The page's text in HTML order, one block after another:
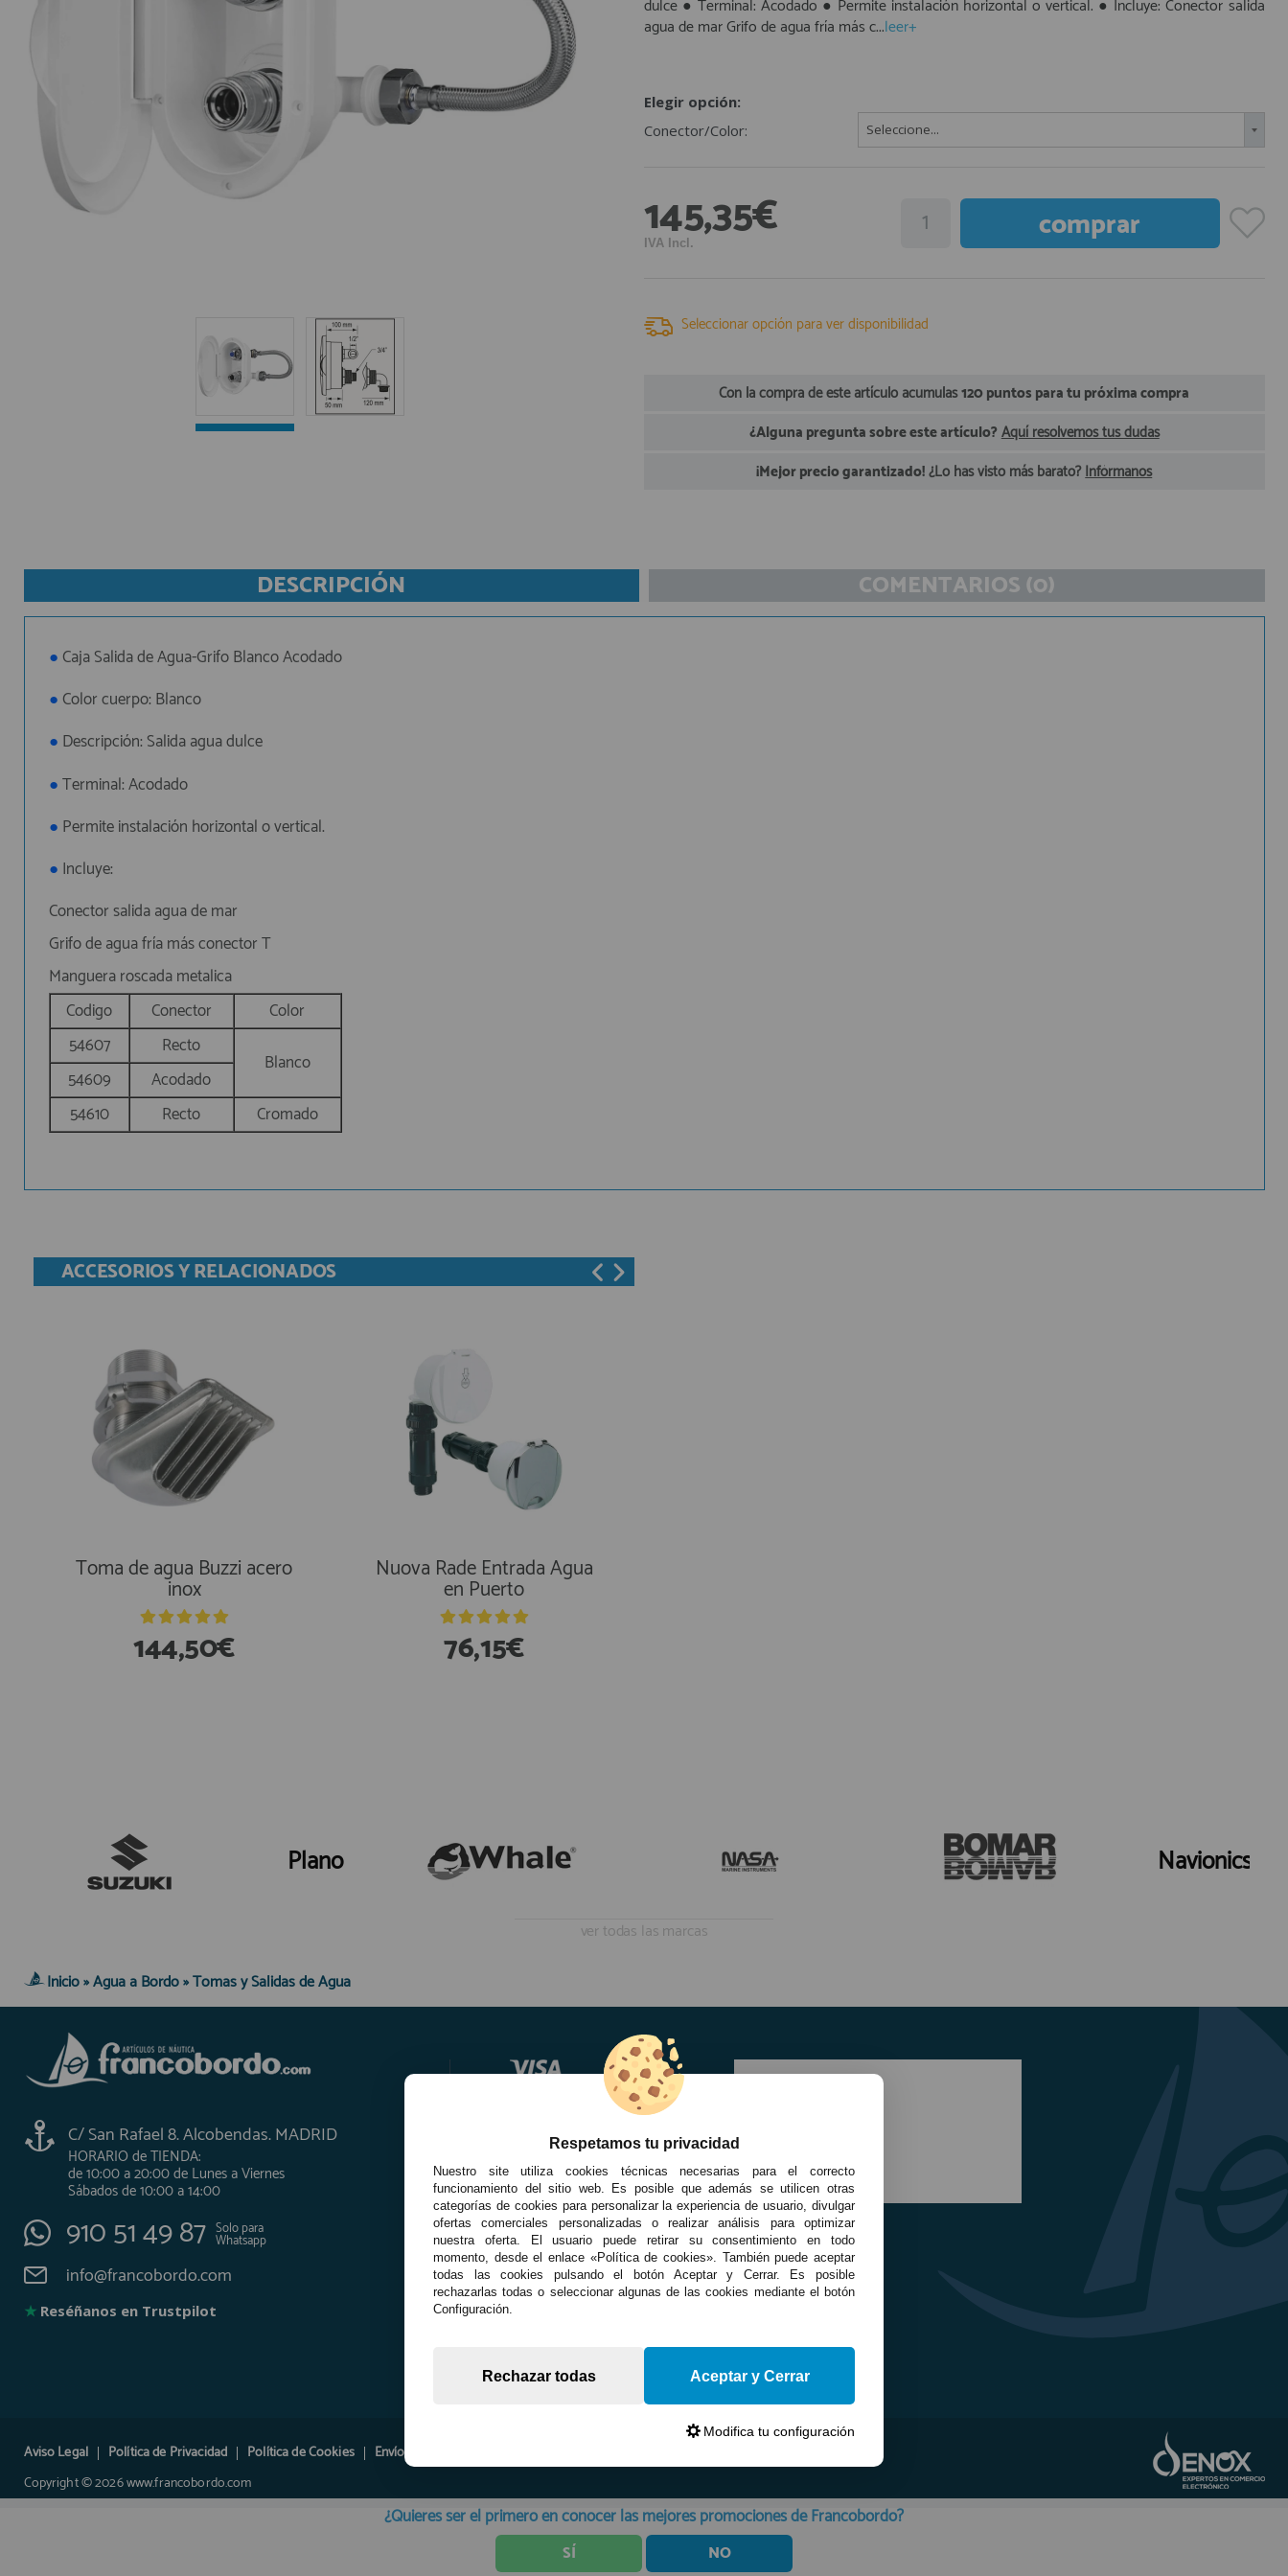
Motonautica
910 60 71 03
de 10:00 a 20:00 de Lunes a Viernes
Sábados de 10:00 a 14:00
910 51 49 87 Solo para
Whatsapp
info@francobordo.com
dulce ● Terminal: Acodado ● Permite instalación horizontal o vertical. ● Incluye: Conector salida
agua de mar Grifo de agua fría más c...leer+
Elegir opción:
Conector/Color:
Seleccione...
145,35€
IVA Incl.
Seleccionar opción para ver disponibilidad
Con la compra de este artículo acumulas120 puntos para tu próxima compra
¿Alguna pregunta sobre este artículo? Aquí resolvemos tus dudas
¡Mejor precio garantizado!¿Lo has visto más barato?Infórmanos
DESCRIPCIÓN COMENTARIOS (0)
● Caja Salida de Agua-Grifo Blanco Acodado
● Color cuerpo: Blanco
● Descripción: Salida agua dulce
●Terminal: Acodado
● Permite instalación horizontal o vertical.
● Incluye:
Conector salida agua de mar
Grifo de agua fría más conector T
Manguera roscada metalica
Codigo
Conector
Color
54607
Recto
Blanco
54609
Acodado
54610
Recto Cromado
ACCESORIOS Y RELACIONADOS
Toma de agua Buzzi acero
inox
144,50€
Nuova Rade Entrada Agua
en Puerto
76,15€
Plano Navionics
ver todas las marcas
Inicio»Agua a Bordo»Tomas y Salidas de Agua
C/ San Rafael 8. Alcobendas. MADRID
HORARIO de TIENDA:
de 10:00 a 20:00 de Lunes a Viernes
Sábados de 10:00 a 14:00
910 51 49 87 Solo para
Whatsapp
info@francobordo.com
★Reséñanos en Trustpilot
Aviso Legal Política de Privacidad Política de Cookies Envíos y Devoluciones
Copyright © 2026 www.francobordo.com
Respetamos tu privacidad
Nuestro site utiliza cookies técnicas necesarias para el correcto
funcionamiento del sitio web. Es posible que además se utilicen otras
categorías de cookies para personalizar la experiencia de usuario, divulgar
ofertas comerciales personalizadas o realizar análisis para optimizar
nuestra oferta. El usuario puede retirar su consentimiento en todo
momento, desde el enlace «Política de cookies». También puede aceptar
todas las cookies pulsando el botón Aceptar y Cerrar. Es posible
rechazarlas todas o seleccionar algunas de las cookies mediante el botón
Configuración.
Rechazar todas Aceptar y Cerrar
Modifica tu configuración
¿Quieres ser el primero en conocer las mejores promociones de Francobordo?
SÍ NO